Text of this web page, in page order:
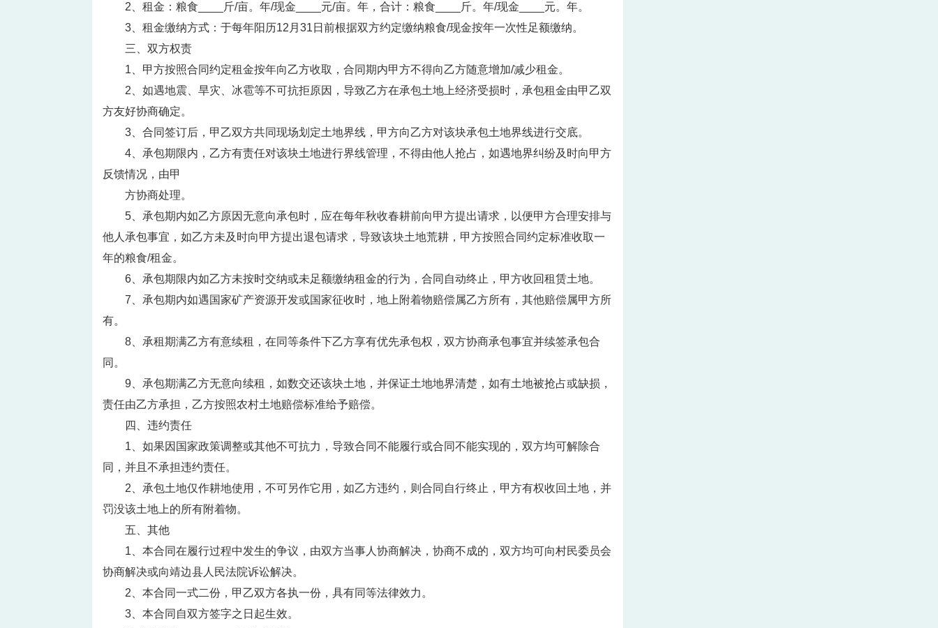
2、租金：粮食____斤/亩。年/现金____元/亩。年，合计：粮食____斤。年/现金____元。年。
3、租金缴纳方式：于每年阳历12月31日前根据双方约定缴纳粮食/现金按年一次性足额缴纳。
三、双方权责
1、甲方按照合同约定租金按年向乙方收取，合同期内甲方不得向乙方随意增加/减少租金。
2、如遇地震、旱灾、冰雹等不可抗拒原因，导致乙方在承包土地上经济受损时，承包租金由甲乙双
方友好协商确定。
3、合同签订后，甲乙双方共同现场划定土地界线，甲方向乙方对该块承包土地界线进行交底。
4、承包期限内，乙方有责任对该块土地进行界线管理，不得由他人抢占，如遇地界纠纷及时向甲方
反馈情况，由甲
方协商处理。
5、承包期内如乙方原因无意向承包时，应在每年秋收春耕前向甲方提出请求，以便甲方合理安排与
他人承包事宜，如乙方未及时向甲方提出退包请求，导致该块土地荒耕，甲方按照合同约定标准收取一
年的粮食/租金。
6、承包期限内如乙方未按时交纳或未足额缴纳租金的行为，合同自动终止，甲方收回租赁土地。
7、承包期内如遇国家矿产资源开发或国家征收时，地上附着物赔偿属乙方所有，其他赔偿属甲方所
有。
8、承租期满乙方有意续租，在同等条件下乙方享有优先承包权，双方协商承包事宜并续签承包合
同。
9、承包期满乙方无意向续租，如数交还该块土地，并保证土地地界清楚，如有土地被抢占或缺损，
责任由乙方承担，乙方按照农村土地赔偿标准给予赔偿。
四、违约责任
1、如果因国家政策调整或其他不可抗力，导致合同不能履行或合同不能实现的，双方均可解除合
同，并且不承担违约责任。
2、承包土地仅作耕地使用，不可另作它用，如乙方违约，则合同自行终止，甲方有权收回土地，并
罚没该土地上的所有附着物。
五、其他
1、本合同在履行过程中发生的争议，由双方当事人协商解决，协商不成的，双方均可向村民委员会
协商解决或向靖边县人民法院诉讼解决。
2、本合同一式二份，甲乙双方各执一份，具有同等法律效力。
3、本合同自双方签字之日起生效。